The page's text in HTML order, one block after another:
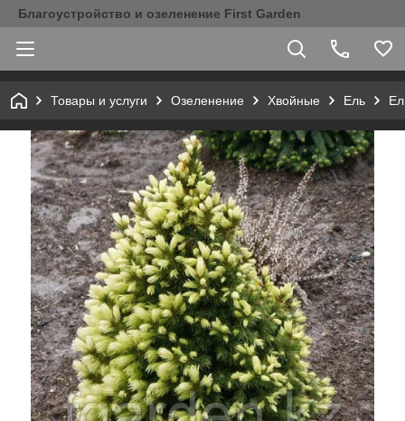
Благоустройство и озеленение First Garden
Товары и услуги Озеленение Хвойные Ель